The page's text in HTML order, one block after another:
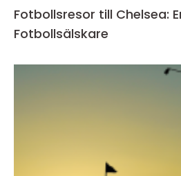
Fotbollsresor till Chelsea:
Fotbollsälskare